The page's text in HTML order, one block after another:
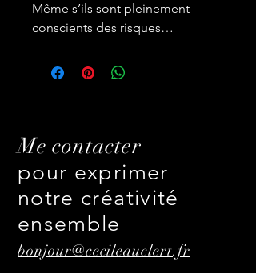
Même s’ils sont pleinement
conscients des risques…
Me contacter
pour exprimer
notre créativité
ensemble
bonjour@cecileauclert.fr